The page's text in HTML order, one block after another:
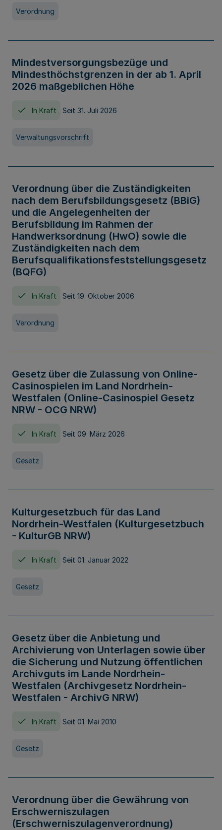
Verordnung
Mindestversorgungsbezüge und
Mindesthöchstgrenzen in der ab 1. April
2026 maßgeblichen Höhe
In Kraft Seit 31. Juli 2026
Verwaltungsvorschrift
Verordnung über die Zuständigkeiten
nach dem Berufsbildungsgesetz (BBiG)
und die Angelegenheiten der
Berufsbildung im Rahmen der
Handwerksordnung (HwO) sowie die
Zuständigkeiten nach dem
Berufsqualifikationsfeststellungsgesetz
(BQFG)
In Kraft Seit 19. Oktober 2006
Verordnung
Gesetz über die Zulassung von Online-
Casinospielen im Land Nordrhein-
Westfalen (Online-Casinospiel Gesetz
NRW - OCG NRW)
In Kraft Seit 09. März 2026
Gesetz
Kulturgesetzbuch für das Land
Nordrhein-Westfalen (Kulturgesetzbuch
- KulturGB NRW)
In Kraft Seit 01. Januar 2022
Gesetz
Gesetz über die Anbietung und
Archivierung von Unterlagen sowie über
die Sicherung und Nutzung öffentlichen
Archivguts im Lande Nordrhein-
Westfalen (Archivgesetz Nordrhein-
Westfalen - ArchivG NRW)
In Kraft Seit 01. Mai 2010
Gesetz
Verordnung über die Gewährung von
Erschwerniszulagen
(Erschwerniszulagenverordnung)